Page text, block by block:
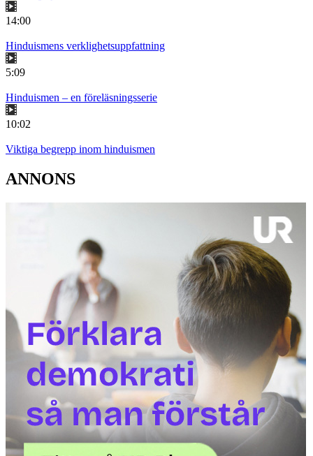
14:00
Hinduismens verklighetsuppfattning
5:09
Hinduismen – en föreläsningsserie
10:02
Viktiga begrepp inom hinduismen
ANNONS